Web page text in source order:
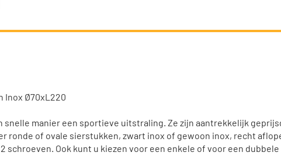
Inox Ø70xL220
manier een sportieve uitstraling. Ze zijn aantrekkelijk
ronde of ovale sierstukken, zwart inox of gewoon inox, recht
schroeven. Ook kunt u kiezen voor een enkele of voor een